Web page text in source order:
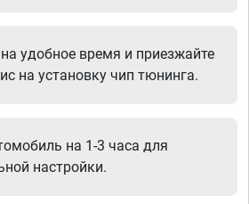
удобное время и приезжайте
на установку чип тюнинга.
на 1-3 часа для
настройки.